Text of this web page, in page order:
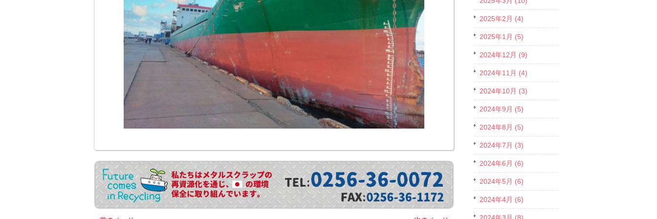
2025年2月 (4)
2025年1月 (5)
2024年12月 (9)
2024年11月 (4)
2024年10月 (3)
2024年9月 (5)
2024年8月 (5)
2024年7月 (3)
2024年6月 (6)
2024年5月 (6)
2024年4月 (6)